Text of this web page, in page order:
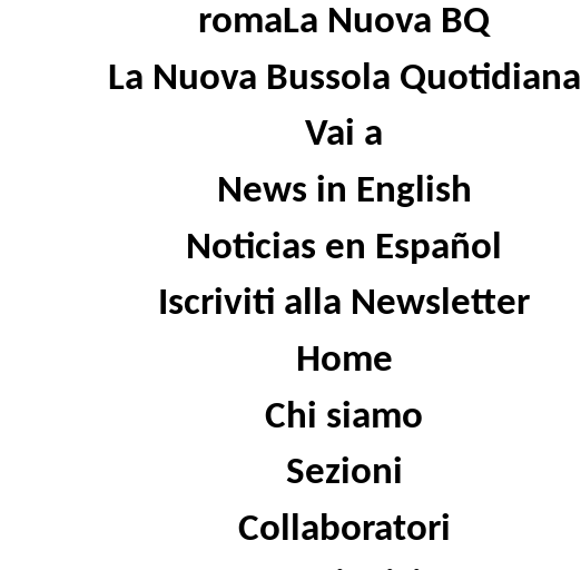
romaLa Nuova BQ
La Nuova Bussola Quotidiana
Vai a
News in English
Noticias en Español
Iscriviti alla Newsletter
Home
Chi siamo
Sezioni
Collaboratori